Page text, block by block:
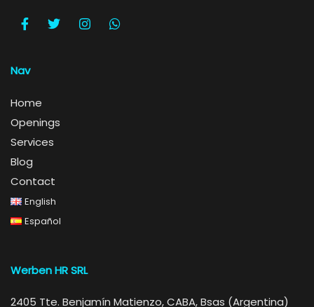
Nav
Home
Openings
Services
Blog
Contact
English
Español
Werben HR SRL
2405 Tte. Benjamín Matienzo, CABA, Bsas (Argentina)